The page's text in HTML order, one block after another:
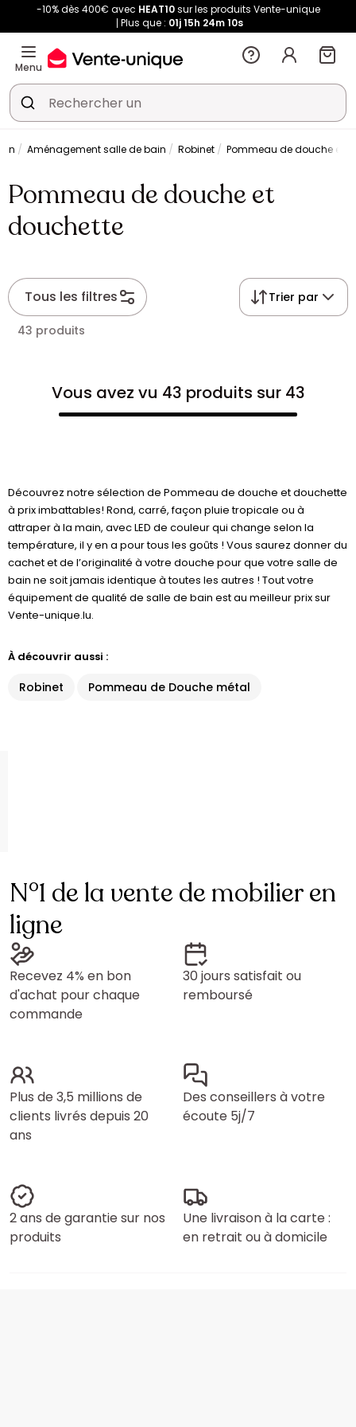
-10% dès 400€ avec HEAT10sur les produits Vente-unique
Plus que : 01j 15h 24m 09s
Menu
Aménagement salle de bain Robinet Pommeau de douche et
Pommeau de douche et
douchette
Tous les filtres Trier par
43 produits
Vous avez vu 43 produits sur 43
Découvrez notre sélection de Pommeau de douche et douchette
à prix imbattables! Rond, carré, façon pluie tropicale ou à
attraper à la main, avec LED de couleur qui change selon la
température, il y en a pour tous les goûts ! Vous saurez donner du
cachet et de l’originalité à votre douche pour que votre salle de
bain ne soit jamais identique à toutes les autres ! Tout votre
équipement de qualité de salle de bain est au meilleur prix sur
Vente-unique.lu.
À découvrir aussi :
Robinet Pommeau de Douche métal
N°1 de la vente de mobilier en
ligne
Recevez 4% en bon
d'achat pour chaque
commande
30 jours satisfait ou
remboursé
Plus de 3,5 millions de
clients livrés depuis 20
ans
Des conseillers à votre
écoute 5j/7
2 ans de garantie sur nos
produits
Une livraison à la carte :
en retrait ou à domicile